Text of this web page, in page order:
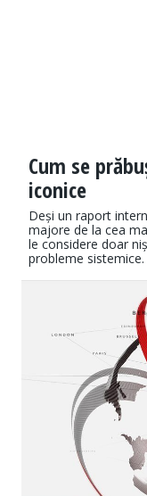
Cum se
iconice
Deși un raport
majore de la cea
le considere doar
probleme sistemice.